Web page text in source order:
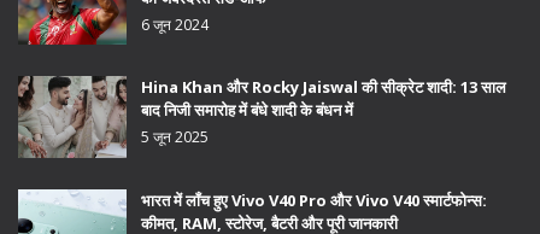
6 जून 2024
Hina Khan और Rocky Jaiswal की सीक्रेट शादी: 13 साल
बाद निजी समारोह में बंधे शादी के बंधन में
5 जून 2025
भारत में लॉंच हुए Vivo V40 Pro और Vivo V40 स्मार्टफोन्स:
कीमत, RAM, स्टोरेज, बैटरी और पूरी जानकारी